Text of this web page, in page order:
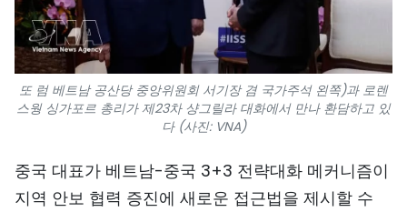
또 럼 베트남 공산당 중앙위원회 서기장 겸 국가주석 왼쪽)과 로렌
스웡 싱가포르 총리가 제23차 샹그릴라 대화에서 만나 환담하고 있
다 (사진: VNA)
중국 대표가 베트남-중국 3+3 전략대화 메커니즘이
지역 안보 협력 증진에 새로운 접근법을 제시할 수